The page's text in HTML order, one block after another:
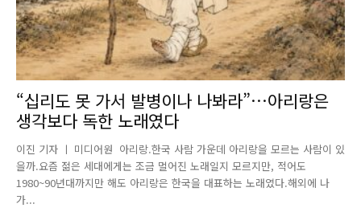
“십리도 못 가서 발병이나 나봐라”…아리랑은
생각보다 독한 노래였다
이진 기자 ㅣ 미디어원 아리랑.한국 사람 가운데 아리랑을 모르는 사람이 있
을까.요즘 젊은 세대에게는 조금 멀어진 노래일지 모르지만, 적어도
1980~90년대까지만 해도 아리랑은 한국을 대표하는 노래였다.해외에 나
가...